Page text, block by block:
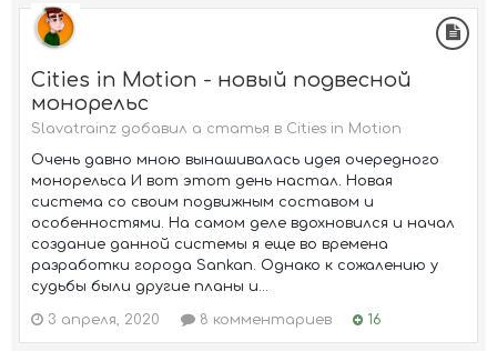
Cities in Motion - новый подвесной
монорельс
Slavatrainz добавил a статья в Cities in Motion
Очень давно мною вынашивалась идея очередного
монорельса И вот этот день настал. Новая
система со своим подвижным составом и
особенностями. На самом деле вдохновился и начал
создание данной системы я еще во времена
разработки города Sankan. Однако к сожалению у
судьбы были другие планы и...
3 апреля, 2020 8 комментариев 16